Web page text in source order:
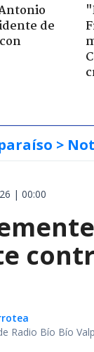
de
>
| 00:00
Radio Bío Bío